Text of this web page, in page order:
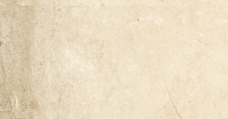
Odkup knjig
Pogoji poslovanja
Ponudba knjig
Pravilnik o zasebnosti
Trgovina